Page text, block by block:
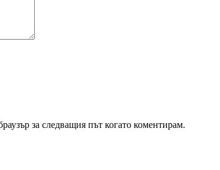
за следващия път когато коментирам.